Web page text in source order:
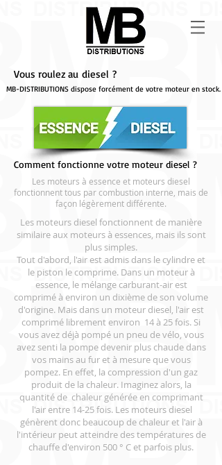
Vous roulez au diesel ?
MB-DISTRIBUTIONS dispose forcément de votre moteur en stock.
Comment fonctionne votre moteur diesel ?
Les moteurs à essence et moteurs diesel
fonctionnent tous par combustion interne, mais de
façon légèrement différente.
Les moteurs diesel fonctionnent de manière
similaire aux moteurs à essences, mais ils sont
plus simples.
Tout d'abord, l'air est admis dans le cylindre et
le piston le comprime. Dans un moteur à
essence, le mélange carburant-air est
comprimé à environ un dixième de son volume
d'origine. Mais dans un moteur diesel, l'air est
comprimé librement environ 14 à 25 fois. Si
vous avez déjà pompé un pneu de vélo, vous
avez senti la pompe devenir plus chaude dans
vos mains au fur et à mesure que vous
pompez. En effet, la compression d'un gaz
produit de la chaleur. Imaginez alors, la
quantité de chaleur générée en comprimant
l'air entre 14-25 fois. Les moteurs diesel
génèrent donc beaucoup de chaleur et l'air à
l'intérieur peut atteindre des températures de
chauffe d'environ 500 ° C et parfois plus.